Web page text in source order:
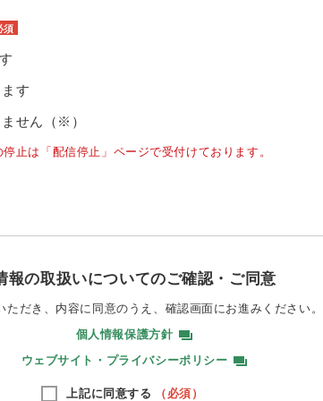
須
す
せん（※）
止は「配信停止」ページで受付けております。
報の取扱いについてのご確認・ご同意
ただき、内容に同意のうえ、 確認画面にお進みください。
個人情報保護方針
ウェブサイト・プライバシーポリシー
上記に同意する （必須）